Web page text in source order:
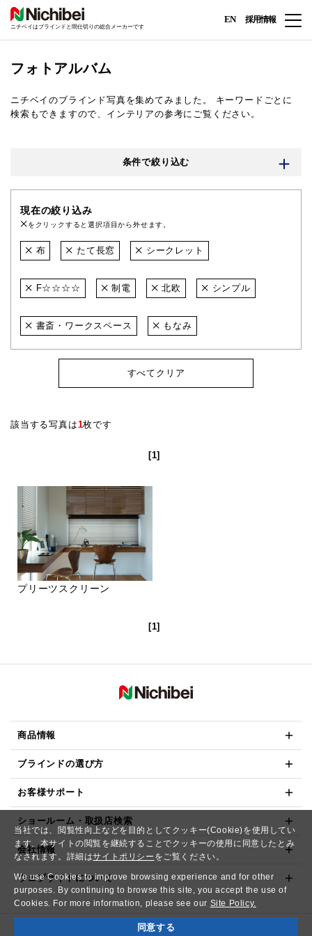
当社では、閲覧性向上などを目的としてクッキー(Cookie)を使用してい
ます。本サイトの閲覧を継続することでクッキーの使用に同意したとみ
なされます。詳細はサイトポリシー をご覧ください。
We use Cookies to improve browsing experience and for other
purposes. By continuing to browse this site, you accept the use of
Cookies. For more information, please see our Site Policy.
同意する
ニチベイはブラインドと間仕切りの総合メーカーです
EN 採用情報
フォトアルバム
ニチベイのブラインド写真を集めてみました。
キーワードごとに
検索もできますので、インテリアの参考にご覧ください。
条件で絞り込む
現在の絞り込み
をクリックすると選択項目から外せます。
布 たて長窓 シークレット
F☆☆☆☆ 制電 北欧 シンプル
書斎・ワークスペース もなみ
すべてクリア
該当する写真は1枚です
[1]
プリーツスクリーン
[1]
商品情報
ブラインドの選び方
お客様サポート
ショールーム・取扱店検索
会社情報
ウェブサイトについて
Copyright© NICHIBEI CO.,LTD. All Rights Reserved.